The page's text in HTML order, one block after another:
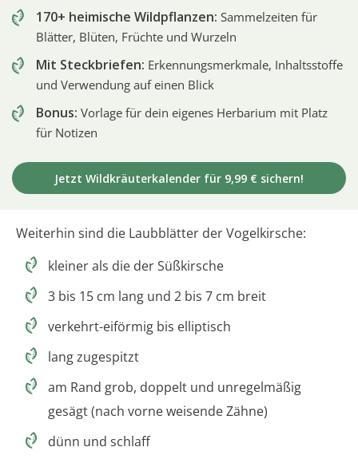
170+ heimische Wildpflanzen: Sammelzeiten für
Blätter, Blüten, Früchte und Wurzeln
Mit Steckbriefen: Erkennungsmerkmale, Inhaltsstoffe
und Verwendung auf einen Blick
Bonus: Vorlage für dein eigenes Herbarium mit Platz
für Notizen
Jetzt Wildkräuterkalender für 9,99 € sichern!
Weiterhin sind die Laubblätter der Vogelkirsche:
kleiner als die der Süßkirsche
3 bis 15 cm lang und 2 bis 7 cm breit
verkehrt-eiförmig bis elliptisch
lang zugespitzt
am Rand grob, doppelt und unregelmäßig
gesägt (nach vorne weisende Zähne)
dünn und schlaff